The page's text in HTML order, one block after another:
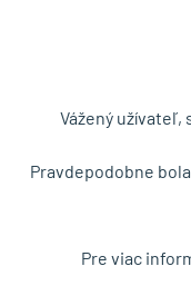
Vážený
Pravdepodobne
Pre viac